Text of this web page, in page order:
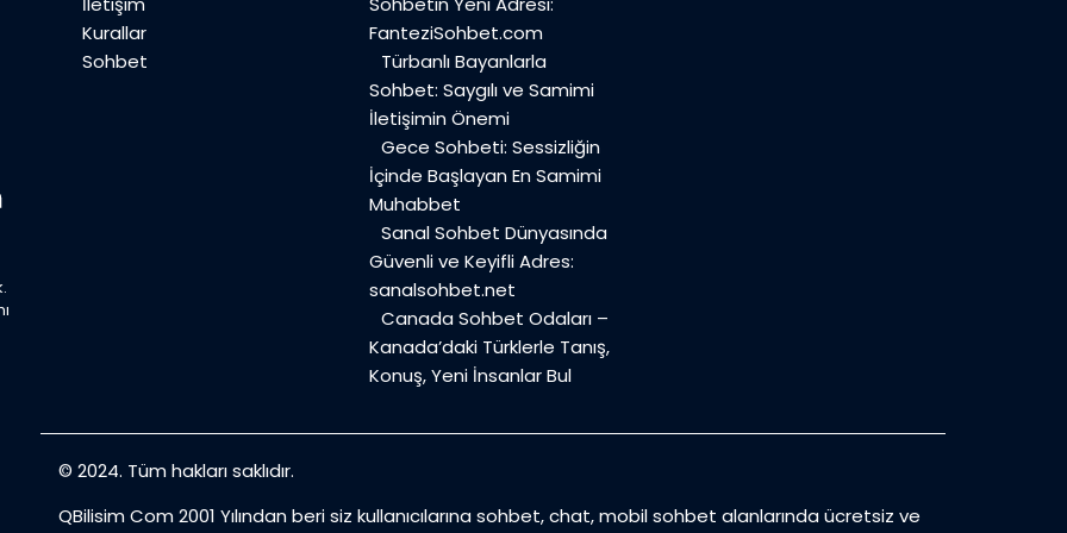
Kurallar
Sohbet
FanteziSohbet.com
Türbanlı Bayanlarla
Sohbet: Saygılı ve Samimi
İletişimin Önemi
Gece Sohbeti: Sessizliğin
İçinde Başlayan En Samimi
Muhabbet
Sanal Sohbet Dünyasında
Güvenli ve Keyifli Adres:
sanalsohbet.net
Canada Sohbet Odaları –
Kanada’daki Türklerle Tanış,
Konuş, Yeni İnsanlar Bul
© 2024. Tüm hakları saklıdır.
QBilisim Com 2001 Yılından beri siz kullanıcılarına sohbet, chat, mobil sohbet alanlarında ücretsiz ve